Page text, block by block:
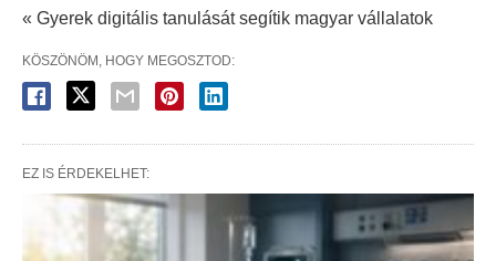
« Gyerek digitális tanulását segítik magyar vállalatok
KÖSZÖNÖM, HOGY MEGOSZTOD:
EZ IS ÉRDEKELHET: